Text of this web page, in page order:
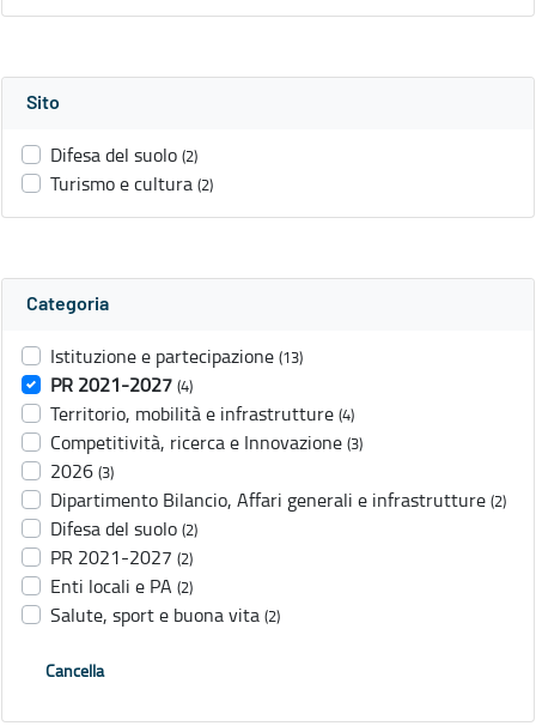
Sito
Difesa del suolo (2)
Turismo e cultura (2)
Categoria
Istituzione e partecipazione (13)
PR 2021-2027 (4)
Territorio, mobilità e infrastrutture (4)
Competitività, ricerca e Innovazione (3)
2026 (3)
Dipartimento Bilancio, Affari generali e infrastrutture (2)
Difesa del suolo (2)
PR 2021-2027 (2)
Enti locali e PA (2)
Salute, sport e buona vita (2)
Cancella